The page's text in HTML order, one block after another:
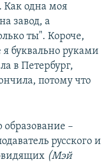
Как одна моя
завод, а
ты". Короче,
буквально руками
в Петербург,
потому что
–
русского и
(Мэй